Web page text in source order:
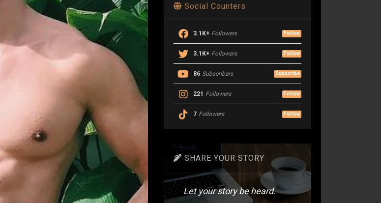
Social Counters
3.1K+ Followers Follow
3.1K+ Followers Follow
86 Subscribers Subscribe
221 Followers Follow
7 Followers Follow
SHARE YOUR STORY
Let your story be heard.